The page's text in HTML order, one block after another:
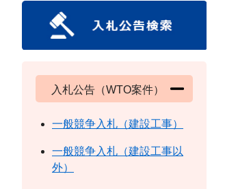
入札公告（WTO案件）
一般競争入札（建設工事）
一般競争入札（建設工事以
外）